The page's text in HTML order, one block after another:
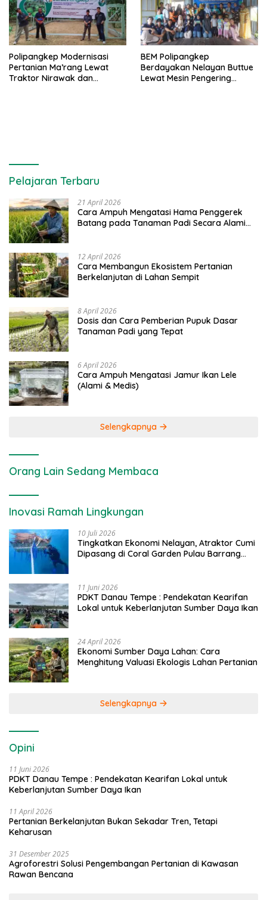
Polipangkep Modernisasi
Pertanian Ma’rang Lewat
Traktor Nirawak dan
BEM Polipangkep
Berdayakan Nelayan Buttue
Lewat Mesin Pengering
Pelajaran Terbaru
21 April 2026
Cara Ampuh Mengatasi Hama Penggerek
Batang pada Tanaman Padi Secara Alami
12 April 2026
Cara Membangun Ekosistem Pertanian
Berkelanjutan di Lahan Sempit
8 April 2026
Dosis dan Cara Pemberian Pupuk Dasar
Tanaman Padi yang Tepat
6 April 2026
Cara Ampuh Mengatasi Jamur Ikan Lele
(Alami & Medis)
Selengkapnya
Orang Lain Sedang Membaca
Inovasi Ramah Lingkungan
10 Juli 2026
Tingkatkan Ekonomi Nelayan, Atraktor Cumi
Dipasang di Coral Garden Pulau Barrang
11 Juni 2026
PDKT Danau Tempe : Pendekatan Kearifan
Lokal untuk Keberlanjutan Sumber Daya Ikan
24 April 2026
Ekonomi Sumber Daya Lahan: Cara
Menghitung Valuasi Ekologis Lahan Pertanian
Selengkapnya
Opini
11 Juni 2026
PDKT Danau Tempe : Pendekatan Kearifan Lokal untuk
Keberlanjutan Sumber Daya Ikan
11 April 2026
Pertanian Berkelanjutan Bukan Sekadar Tren, Tetapi
Keharusan
31 Desember 2025
Agroforestri Solusi Pengembangan Pertanian di Kawasan
Rawan Bencana